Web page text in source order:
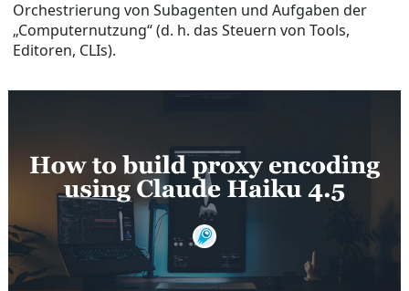
Orchestrierung von Subagenten und Aufgaben der
„Computernutzung“ (d. h. das Steuern von Tools,
Editoren, CLIs).